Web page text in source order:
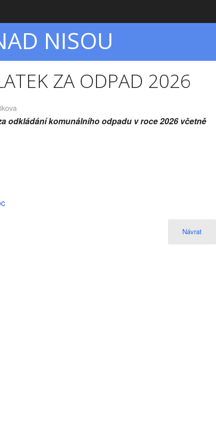
NISOU
ZA ODPAD 2026
odkládání komunálního odpadu v roce 2026 včetně
Návrat